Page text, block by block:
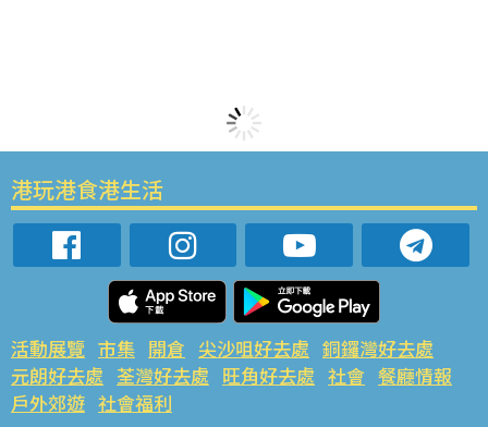
港玩港食港生活
活動展覽 市集 開倉 尖沙咀好去處 銅鑼灣好去處
元朗好去處 荃灣好去處 旺角好去處 社會 餐廳情報
戶外郊遊 社會福利